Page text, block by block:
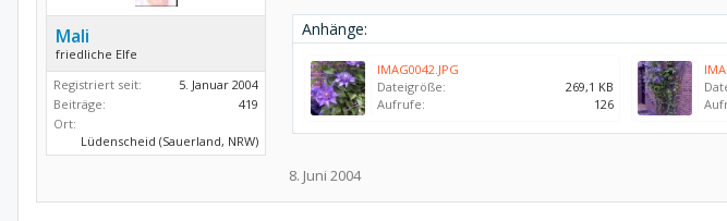
Mali
friedliche Elfe
Registriert seit:
5. Januar 2004
Beiträge:
419
Ort:
Lüdenscheid (Sauerland, NRW)
Anhänge:
IMAG0042.JPG
Dateigröße:
269,1 KB
Aufrufe:
126
8. Juni 2004